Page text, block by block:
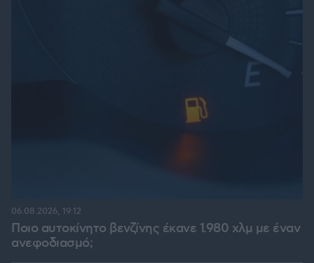
Ποιο αυτοκίνητο βενζίνης έκανε 1.980 χλμ με έναν
ανεφοδιασμό;
06.08.2026, 19:12